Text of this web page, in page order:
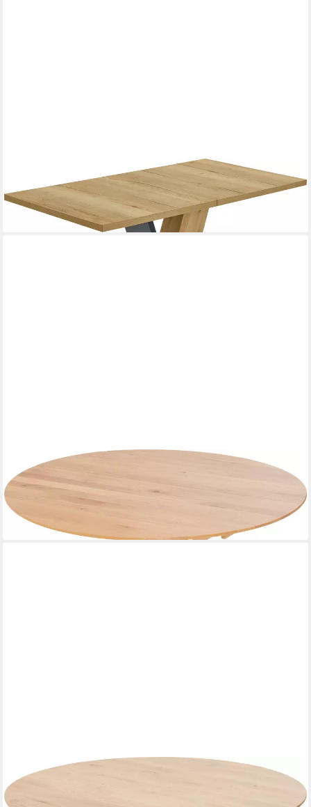
Esstisch Conny, Synchronauszug, 2 Einlegeplatten, Höhe 76
999,00 €
lieferbar in 6 Wochen
NIEHOFF SITZMÖBEL
Esstisch Circus, Charakter-Eiche massiv mit oder ohne Funktion,
ab 1.312,08 €
lieferbar in 6 Wochen
NIEHOFF SITZMÖBEL
Esstisch Ronda, Wildeiche massiv mit oder ohne Funktion, H 76
cm